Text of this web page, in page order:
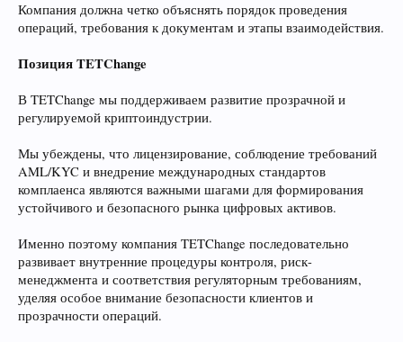
Компания должна четко объяснять порядок проведения
операций, требования к документам и этапы взаимодействия.
Позиция TETChange
В TETChange мы поддерживаем развитие прозрачной и
регулируемой криптоиндустрии.
Мы убеждены, что лицензирование, соблюдение требований
AML/KYC и внедрение международных стандартов
комплаенса являются важными шагами для формирования
устойчивого и безопасного рынка цифровых активов.
Именно поэтому компания TETChange последовательно
развивает внутренние процедуры контроля, риск-
менеджмента и соответствия регуляторным требованиям,
уделяя особое внимание безопасности клиентов и
прозрачности операций.